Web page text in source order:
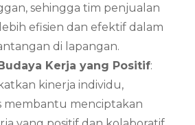
sehingga tim penjualan
efisien dan efektif dalam
di lapangan.
Kerja yang Positif:
kinerja individu,
membantu menciptakan